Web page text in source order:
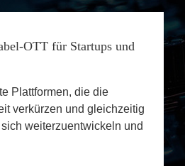
Plattformen, die die
verkürzen und gleichzeitig
weiterzuentwickeln und